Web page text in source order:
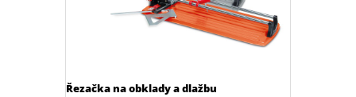
Řezačka na obklady a dlažbu